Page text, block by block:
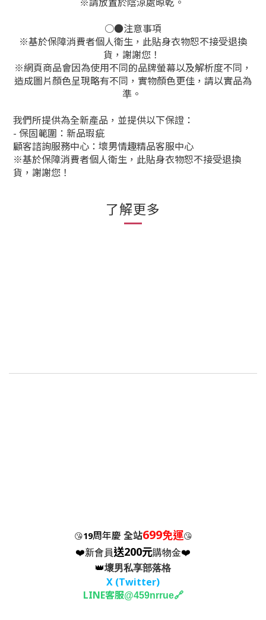
○●注意事項
※基於保障消費者個人衛生，此貼身衣物恕不接受退換
貨，謝謝您！
※網頁商品會因為使用不同的品牌螢幕以及解析度不同，
造成圖片顏色呈現略有不同，實物顏色更佳，請以實品為
準。
我們所提供為全新產品，並提供以下保證：
- 保固範圍：新品瑕疵
顧客諮詢服務中心：壞男情趣精品客服中心
※基於保障消費者個人衛生，此貼身衣物恕不接受退換
貨，謝謝您！
了解更多
😘19周年慶 全站699免運😘
❤️新會員送200元購物金❤️
👑壞男私享部落格
X (Twitter)
LINE客服@459nrrue🔗